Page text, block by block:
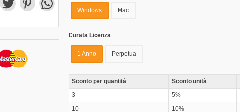
Windows Mac
Durata Licenza
1 Anno Perpetua
Sconto per quantità Sconto unità
3
5%
10
10%